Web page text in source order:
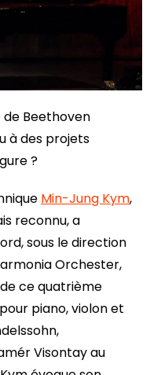
Beethoven
à des projets
?
Min-Jung Kym,
reconnu, a
sous le direction
Orchester,
ce quatrième
piano, violon et
Visontay au